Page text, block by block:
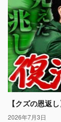
【クズの恩返
2026年7月3日